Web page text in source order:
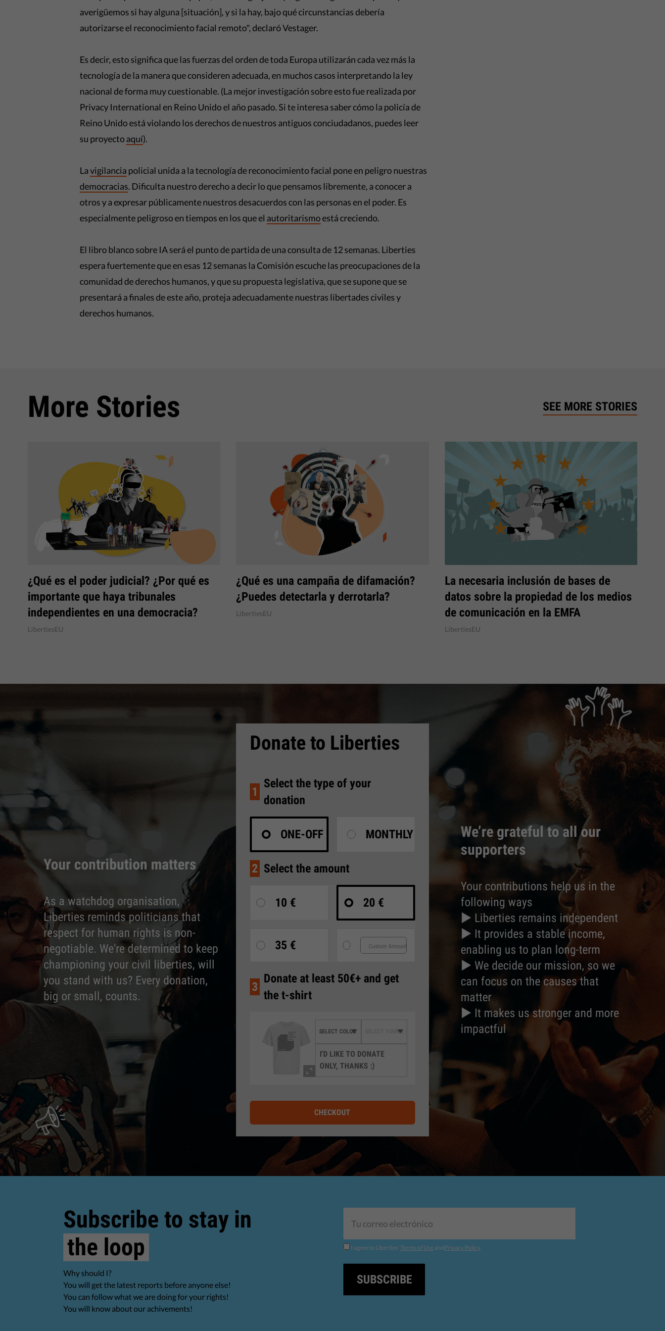
averigüemos si hay alguna [situación], y si la hay, bajo qué circunstancias debería
autorizarse el reconocimiento facial remoto", declaró Vestager.
Es decir, esto significa que las fuerzas del orden de toda Europa utilizarán cada vez más la
tecnología de la manera que consideren adecuada, en muchos casos interpretando la ley
nacional de forma muy cuestionable. (La mejor investigación sobre esto fue realizada por
Privacy International en Reino Unido el año pasado. Si te interesa saber cómo la policía de
Reino Unido está violando los derechos de nuestros antiguos conciudadanos, puedes leer
su proyectoaquí).
Lavigilancia policial unida a la tecnología de reconocimiento facial pone en peligro nuestras
democracias. Dificulta nuestro derecho a decir lo que pensamos libremente, a conocer a
otros y a expresar públicamente nuestros desacuerdos con las personas en el poder. Es
especialmente peligroso en tiempos en los que el autoritarismoestá creciendo.
El libro blanco sobre IA será el punto de partida de una consulta de 12 semanas. Liberties
espera fuertemente que en esas 12 semanas la Comisión escuche las preocupaciones de la
comunidad de derechos humanos, y que su propuesta legislativa, que se supone que se
presentará a finales de este año, proteja adecuadamente nuestras libertades civiles y
derechos humanos.
More Stories SEE MORE STORIES
¿Qué es el poder judicial? ¿Por qué es
importante que haya tribunales
independientes en una democracia?
LibertiesEU
¿Qué es una campaña de difamación?
¿Puedes detectarla y derrotarla?
LibertiesEU
La necesaria inclusión de bases de
datos sobre la propiedad de los medios
de comunicación en la EMFA
LibertiesEU
Your contribution matters
As a watchdog organisation,
Liberties reminds politicians that
respect for human rights is non-
negotiable. We're determined to keep
championing your civil liberties, will
you stand with us? Every donation,
big or small, counts.
Donate to Liberties
1
Select the type of your
donation
ONE-OFF MONTHLY
2 Select the amount
10 € 20 €
35 €
3
Donate at least 50€+ and get
the t-shirt
I'D LIKE TO DONATE
ONLY, THANKS :)
CHECKOUT
We’re grateful to all our
supporters
Your contributions help us in the
following ways
► Liberties remains independent
► It provides a stable income,
enabling us to plan long-term
► We decide our mission, so we
can focus on the causes that
matter
► It makes us stronger and more
impactful
Subscribe to stay in
the loop
Why should I?
You will get the latest reports before anyone else!
You can follow what we are doing for your rights!
You will know about our achivements!
I agree to Liberties' Terms of Use andPrivacy Policy.
SUBSCRIBE